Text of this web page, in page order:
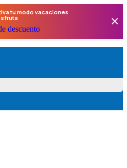
×
tu modo vacaciones